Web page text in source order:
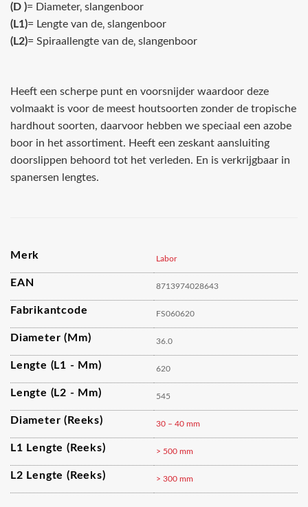
(D )= Diameter‚ slangenboor
(L1)= Lengte van de‚ slangenboor
(L2)= Spiraallengte van de‚ slangenboor
Heeft een scherpe punt en voorsnijder waardoor deze
volmaakt is voor de meest houtsoorten zonder de tropische
hardhout soorten, daarvoor hebben we speciaal een azobe
boor in het assortiment. Heeft een zeskant aansluiting
doorslippen behoord tot het verleden. En is verkrijgbaar in
spanersen lengtes.
Merk Labor
EAN 8713974028643
Fabrikantcode FS060620
Diameter (mm) 36.0
Lengte (L1 - Mm) 620
Lengte (L2 - Mm) 545
Diameter (reeks) 30 – 40 mm
L1 Lengte (reeks) > 500 mm
L2 Lengte (reeks) > 300 mm